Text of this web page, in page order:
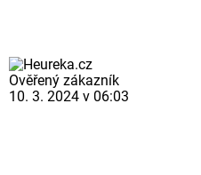
Ověřený zákazník
10. 3. 2024 v 06:03